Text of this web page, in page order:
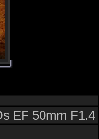
EF 50mm F1.4